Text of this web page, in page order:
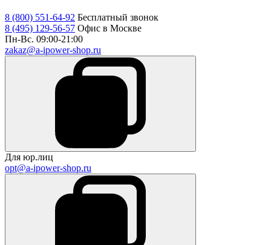
8 (800) 551-64-92 Бесплатный звонок
8 (495) 129-56-57 Офис в Москве
Пн-Вс. 09:00-21:00
zakaz@a-ipower-shop.ru
Для юр.лиц
opt@a-ipower-shop.ru